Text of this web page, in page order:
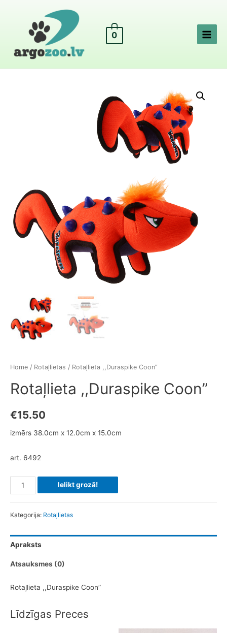
0
Main
Home / Rotaļlietas / Rotaļlieta ,,Duraspike Coon”
Rotaļlieta ,,Duraspike Coon”
€15.50
izmērs 38.0cm x 12.0cm x 15.0cm
art. 6492
Rotaļlieta
,,Duraspike
Daudzums
Ielikt grozā!
Kategorija: Rotaļlietas
Apraksts
Atsauksmes (0)
Rotaļlieta ,,Duraspike Coon”
Līdzīgas Preces